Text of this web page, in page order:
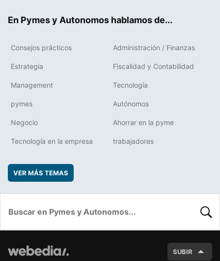
En Pymes y Autonomos hablamos de...
Consejos prácticos Administración / Finanzas
Estrategia Fiscalidad y Contabilidad
Management Tecnología
pymes Autónomos
Negocio Ahorrar en la pyme
Tecnología en la empresa trabajadores
VER MÁS TEMAS
SUBIR